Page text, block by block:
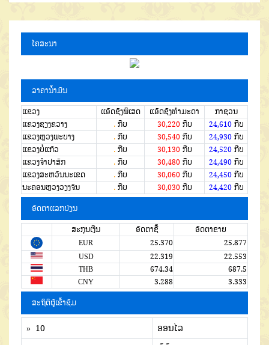
ໂຄສະນາ
ລາຄານໍ້າມັນ
ແຂວງ ແອັດຊັງພິເສດ ແອັດຊັງທຳມະດາ
ກາຊວນ
ແຂວງຊຽງຂວາງ
. ກີບ 30,220ກີບ 24,610ກີບ
ແຂວງຫຼວງພະບາງ
. ກີບ 30,540ກີບ 24,930ກີບ
ແຂວງບໍ່ແກ້ວ
. ກີບ 30,130ກີບ 24,520ກີບ
ແຂວງຈໍາປາສັກ
. ກີບ 30,480ກີບ 24,490ກີບ
ແຂວງສະຫວັນນະເຂດ
. ກີບ 30,060ກີບ 24,450ກີບ
ນະຄອນຫຼວງວຽງຈັນ
. ກີບ 30,030ກີບ 24,420ກີບ
ອັດຕາແລກປ່ຽນ
ສະກຸນເງີນ ອັດຕາຊື້
ອັດຕາຂາຍ
EUR
25.370
25.877
USD
22.319
22.553
THB
674.34
687.5
CNY
3.288 3.333
ສະຖິຕິຜູ້ເຂົ້າຊົມ
» 10
ອອນໄລ